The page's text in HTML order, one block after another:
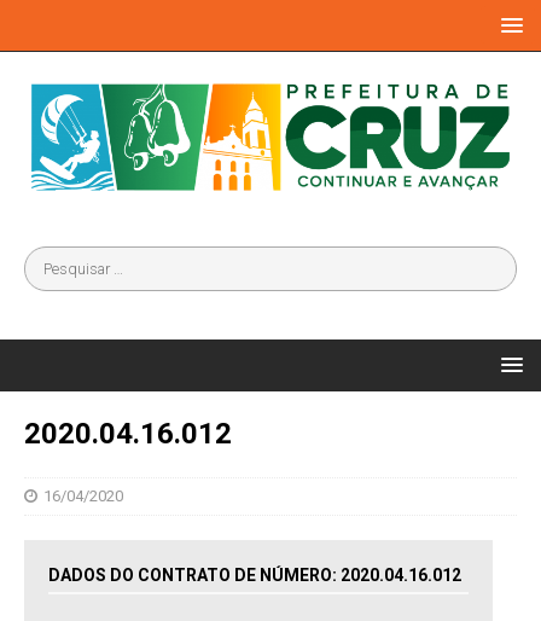
2020.04.16.012
16/04/2020
DADOS DO CONTRATO DE NÚMERO: 2020.04.16.012